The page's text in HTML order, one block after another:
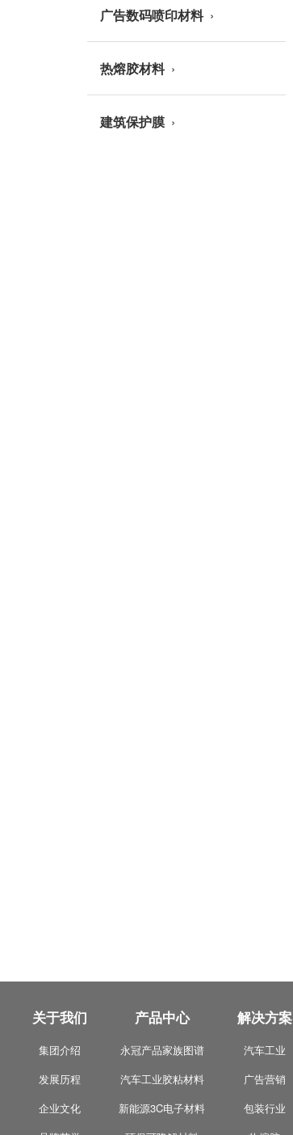
广告数码喷印材料
热熔胶材料
建筑保护膜
关于我们
集团介绍
发展历程
企业文化
产品中心
永冠产品家族图谱
汽车工业胶粘材料
新能源3C电子材料
解决方案
汽车工业
广告营销
包装行业